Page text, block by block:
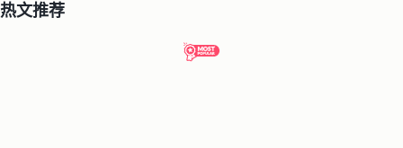
热文推荐